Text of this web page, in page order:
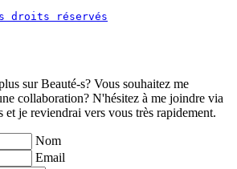
droits réservés
sur Beauté-s? Vous souhaitez me
collaboration? N'hésitez à me joindre via
et je reviendrai vers vous très rapidement.
Nom
Email